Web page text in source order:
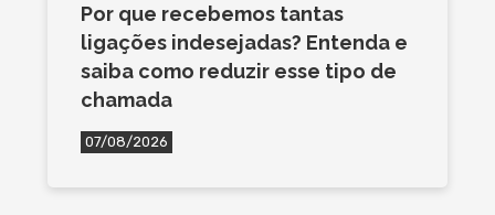
Por que recebemos tantas
ligações indesejadas? Entenda e
saiba como reduzir esse tipo de
chamada
07/08/2026